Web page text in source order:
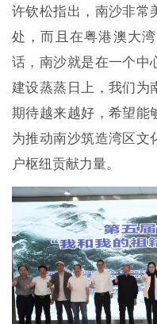
许钦松指出，南沙非常
处，而且在粤港澳大
话，南沙就是在一个中
建设蒸蒸日上，我们为
期待越来越好，希望能
为推动南沙筑造湾区文
户枢纽贡献力量。